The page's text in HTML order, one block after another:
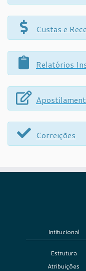
Custas e
Relatórios
Correições
Intitucional
Estrutura
Atribuições